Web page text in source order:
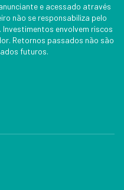
e acessado através
não se responsabiliza pelo
envolvem riscos
Retornos passados não são
futuros.